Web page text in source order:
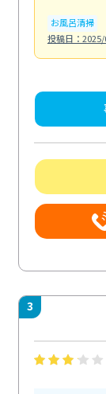
お風呂清掃
投稿日：
3